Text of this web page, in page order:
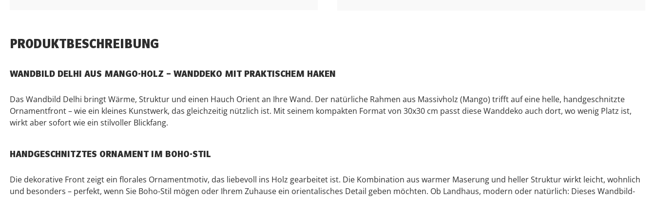
PRODUKTBESCHREIBUNG
WANDBILD DELHI AUS MANGO-HOLZ – WANDDEKO MIT PRAKTISCHEM HAKEN
Das Wandbild Delhi bringt Wärme, Struktur und einen Hauch Orient an Ihre Wand. Der natürliche Rahmen aus Massivholz (Mango) trifft auf eine helle, handgeschnitzte
Ornamentfront – wie ein kleines Kunstwerk, das gleichzeitig nützlich ist. Mit seinem kompakten Format von 30x30 cm passt diese Wanddeko auch dort, wo wenig Platz ist,
wirkt aber sofort wie ein stilvoller Blickfang.
HANDGESCHNITZTES ORNAMENT IM BOHO-STIL
Die dekorative Front zeigt ein florales Ornamentmotiv, das liebevoll ins Holz gearbeitet ist. Die Kombination aus warmer Maserung und heller Struktur wirkt leicht, wohnlich
und besonders – perfekt, wenn Sie Boho-Stil mögen oder Ihrem Zuhause ein orientalisches Detail geben möchten. Ob Landhaus, modern oder natürlich: Dieses Wandbild-